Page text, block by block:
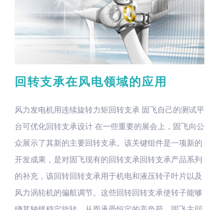
回转支承在风电领域的应用
风力发电机用连续旋转力矩回转支承 固飞自己的测试平
台可优化回转支承设计 在一些重要的展会上，固飞向公
众展示了其新的主要回转支承。该关键组件是一项新的
开发成果，是对固飞现有的回转支承回转支承产品系列
的补充，该回转回转支承用于机电和液压转子叶片以及
风力涡轮机的偏航调节。这些回转回转支承使转子能够